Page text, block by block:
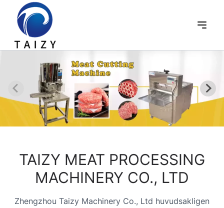
TAIZY MEAT PROCESSING
MACHINERY CO., LTD
Zhengzhou Taizy Machinery Co., Ltd huvudsakligen